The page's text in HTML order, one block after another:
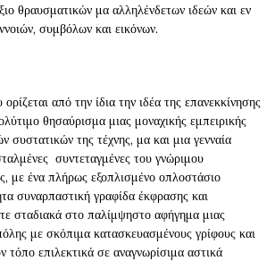
θραυσματικών μα αλληλένδετων ιδεών και εν
συμβόλων και εικόνων.
από την ίδια την ιδέα της επανεκκίνησης
θησαύρισμα μιας μοναχικής εμπειρικής
συστατικών της τέχνης, μα και μια γενναία
συντεταγμένες του γνώριμου
με ένα πλήρως εξοπλισμένο οπλοστάσιο
συναρπαστική γραφίδα έκφρασης και
σταδιακά στο παλίμψηστο αφήγημα μιας
με σκόπιμα κατασκευασμένους γρίφους και
τόπο επιλεκτικά σε αναγνωρίσιμα αστικά